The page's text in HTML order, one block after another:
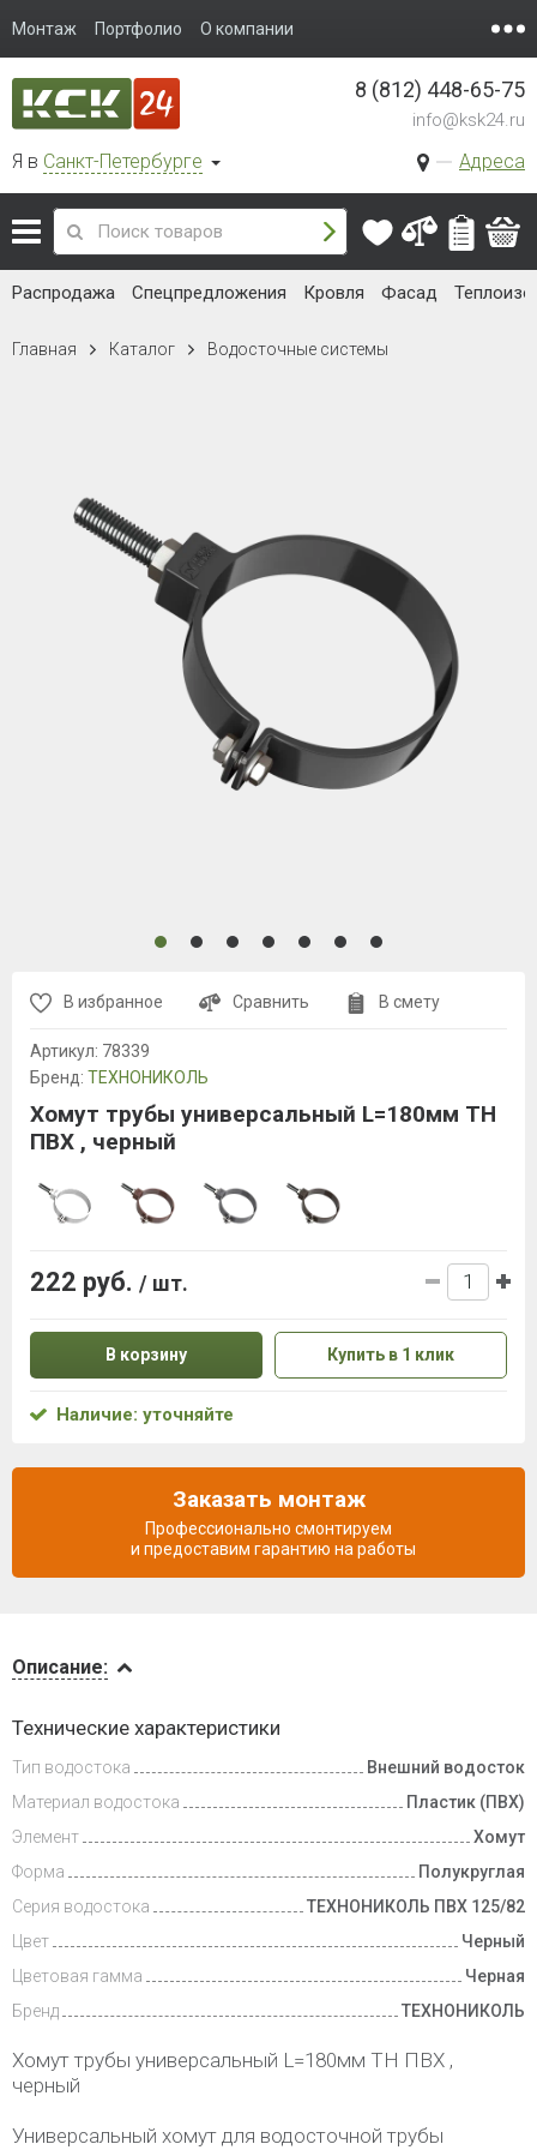
Монтаж Портфолио О компании
Я в Санкт-Петербурге Адреса
8 (812) 448-65-75
info@ksk24.ru
Распродажа Спецпредложения Кровля Фасад
Главная Каталог Водосточные системы
Доставка
Описание:
Технические характеристики
Тип водостока
Внешний водосток
Материал водостока
Пластик (ПВХ)
Элемент
Хомут
Форма
Полукруглая
Серия водостока
ТЕХНОНИКОЛЬ ПВХ 125/82
Цвет
Черный
Цветовая гамма
Черная
Бренд
ТЕХНОНИКОЛЬ
Хомут трубы универсальный L=180мм ТН ПВХ ,
черный
Универсальный хомут для водосточной трубы
В избранное Сравнить В смету
Артикул: 78339
Бренд: ТЕХНОНИКОЛЬ
Хомут трубы универсальный L=180мм ТН
ПВХ , черный
222 руб. / шт.
В корзину Купить в 1 клик
Наличие: уточняйте
Заказать монтаж
Профессионально смонтируем
и предоставим гарантию на работы